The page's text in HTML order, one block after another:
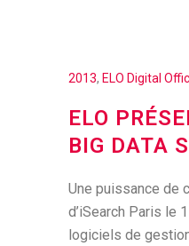
2013, ELO Digital
ELO
BIG DATA
Une puissance de
d’iSearch Paris le
logiciels de